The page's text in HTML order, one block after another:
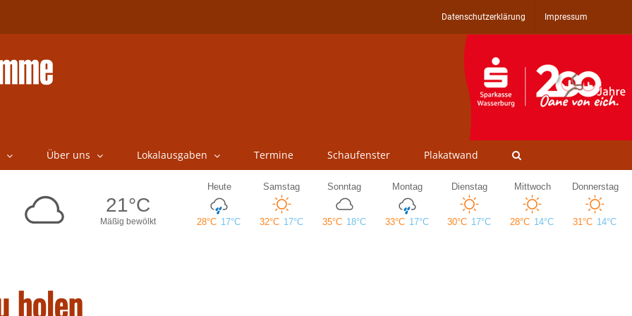
Datenschutzerklärung Impressum
Über uns Lokalausgaben Termine Schaufenster Plakatwand
holen